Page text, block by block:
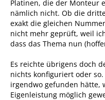
Platinen, die der Monteur
nämlich nicht. Ob die
exakt die gleichen
nicht mehr geprüft, weil
dass das Thema nun
Es reichte übrigens doch
nichts konfiguriert oder
irgendwo gefunden hätte,
Eigenleistung möglich